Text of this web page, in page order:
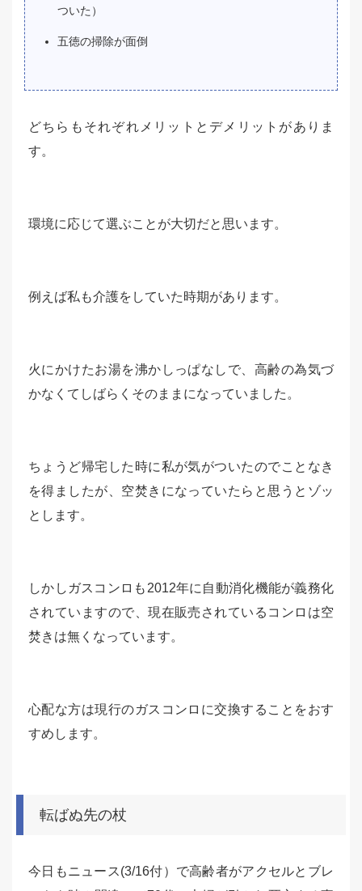
ついた）
五徳の掃除が面倒
どちらもそれぞれメリットとデメリットがありま
す。
環境に応じて選ぶことが大切だと思います。
例えば私も介護をしていた時期があります。
火にかけたお湯を沸かしっぱなしで、高齢の為気づ
かなくてしばらくそのままになっていました。
ちょうど帰宅した時に私が気がついたのでことなき
を得ましたが、空焚きになっていたらと思うとゾッ
とします。
しかしガスコンロも2012年に自動消化機能が義務化
されていますので、現在販売されているコンロは空
焚きは無くなっています。
心配な方は現行のガスコンロに交換することをおす
すめします。
転ばぬ先の杖
今日もニュース(3/16付）で高齢者がアクセルとブレ